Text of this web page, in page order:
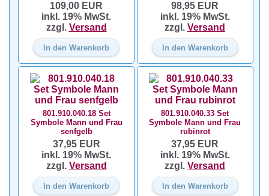
109,00 EUR
inkl. 19% MwSt.
zzgl. Versand
In den Warenkorb
98,95 EUR
inkl. 19% MwSt.
zzgl. Versand
In den Warenkorb
801.910.040.18 Set
Symbole Mann und Frau
senfgelb
37,95 EUR
inkl. 19% MwSt.
zzgl. Versand
In den Warenkorb
801.910.040.33 Set
Symbole Mann und Frau
rubinrot
37,95 EUR
inkl. 19% MwSt.
zzgl. Versand
In den Warenkorb